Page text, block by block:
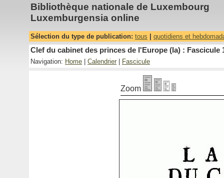
Bibliothèque nationale de Luxembourg
Luxemburgensia online
Sélection du type de publication: tous quotidiens et
Clef du cabinet des princes de l'Europe (la) : Fascicule
Navigation: Home Calendrier Fascicule
Zoom